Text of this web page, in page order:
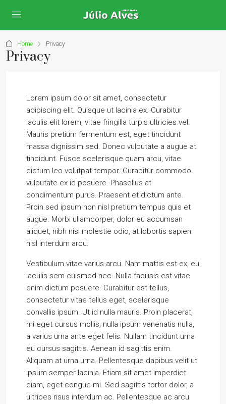
Home Privacy
Privacy
Lorem ipsum dolor sit amet, consectetur
adipiscing elit. Quisque ut lacinia ex. Curabitur
iaculis elit lorem, vitae fringilla turpis ultricies vel.
Mauris pretium fermentum est, eget tincidunt
massa dignissim sed. Donec vulputate a augue at
tincidunt. Fusce scelerisque quam arcu, vitae
dictum leo volutpat tempor. Curabitur commodo
vulputate ex id posuere. Phasellus at
condimentum purus. Praesent et dictum ante.
Proin sed ipsum non nisl pretium tempus quis et
augue. Morbi ullamcorper, dolor eu accumsan
aliquet, nibh nisl molestie odio, at lobortis sapien
nisl interdum arcu.
Vestibulum vitae varius arcu. Nam mattis est ex, eu
iaculis sem euismod nec. Nulla facilisis est vitae
enim dictum posuere. Curabitur est tellus,
consectetur vitae tellus eget, scelerisque
convallis ipsum. Ut id nulla mauris. Proin placerat,
mi eget cursus mollis, nulla ipsum venenatis nulla,
a varius urna ante eget felis. Nullam tincidunt urna
eu cursus sagittis. Aenean id sagittis enim.
Aliquam at urna urna. Pellentesque dapibus velit ut
ipsum semper lacinia. Etiam sit amet imperdiet
diam, eget congue mi. Sed sagittis tortor dolor, a
ultrices risus interdum ac. Pellentesque ac arcu